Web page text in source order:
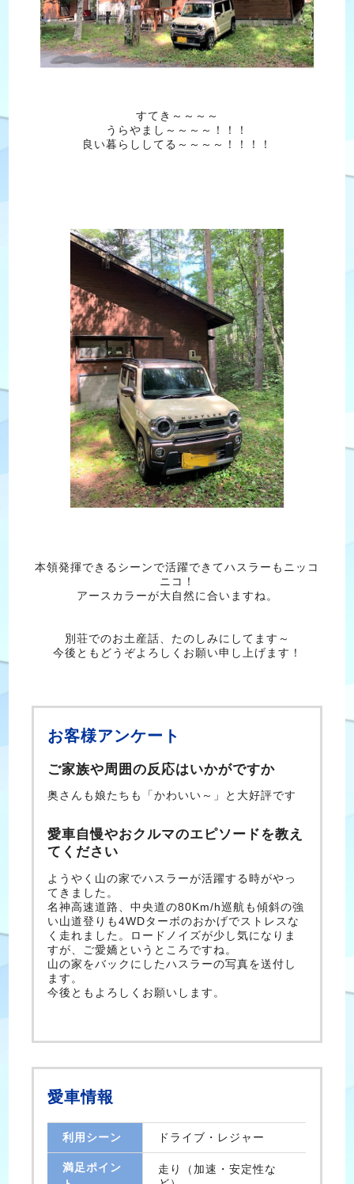
すてき～～～～
うらやまし～～～～！！！
良い暮らししてる～～～～！！！！
本領発揮できるシーンで活躍できてハスラーもニッコ
ニコ！
アースカラーが大自然に合いますね。
別荘でのお土産話、たのしみにしてます～
今後ともどうぞよろしくお願い申し上げます！
お客様アンケート
ご家族や周囲の反応はいかがですか
奥さんも娘たちも「かわいい～」と大好評です
愛車自慢やおクルマのエピソードを教え
てください
ようやく山の家でハスラーが活躍する時がやっ
てきました。
名神高速道路、中央道の80Km/h巡航も傾斜の強
い山道登りも4WDターボのおかげでストレスな
く走れました。ロードノイズが少し気になりま
すが、ご愛嬌というところですね。
山の家をバックにしたハスラーの写真を送付し
ます。
今後ともよろしくお願いします。
愛車情報
利用シーン ドライブ・レジャー
満足ポイン
走り（加速・安定性な